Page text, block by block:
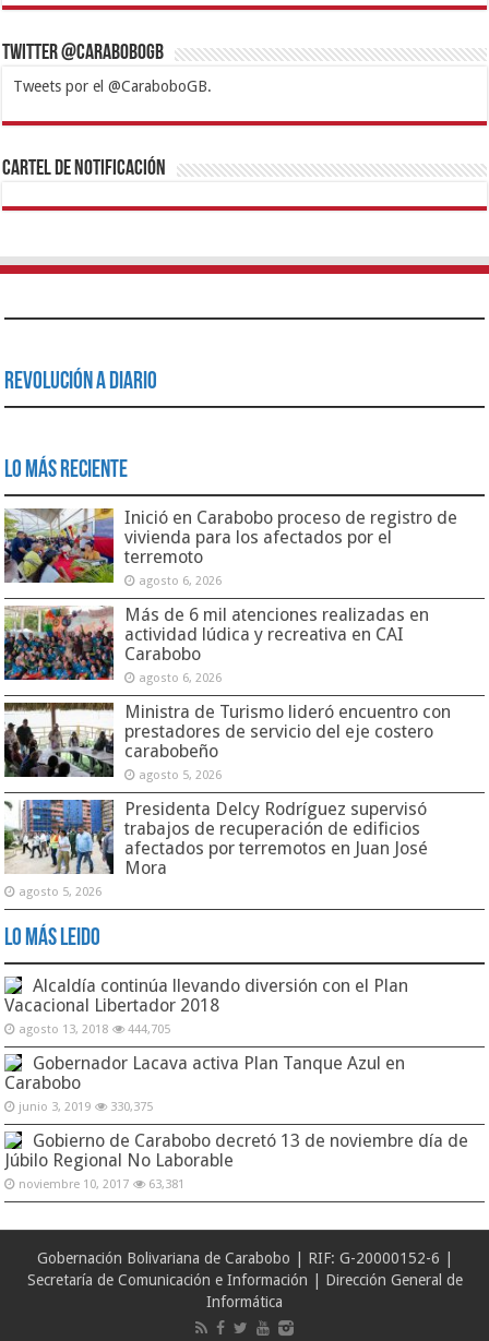
Twitter @CaraboboGB
Tweets por el @CaraboboGB.
1xbetBetturkeyBetistKralbetSupertotobetTipobetMatadorbetMariobet
https://mvbcasino.com/
Cartel de Notificación
Revolución a Diario
Lo Más Reciente
Inició en Carabobo proceso de registro de
vivienda para los afectados por el
terremoto
agosto 6, 2026
Más de 6 mil atenciones realizadas en
actividad lúdica y recreativa en CAI
Carabobo
agosto 6, 2026
Ministra de Turismo lideró encuentro con
prestadores de servicio del eje costero
carabobeño
agosto 5, 2026
Presidenta Delcy Rodríguez supervisó
trabajos de recuperación de edificios
afectados por terremotos en Juan José
Mora
agosto 5, 2026
Lo Más Leido
Alcaldía continúa llevando diversión con el Plan
Vacacional Libertador 2018
agosto 13, 2018 444,705
Gobernador Lacava activa Plan Tanque Azul en
Carabobo
junio 3, 2019 330,375
Gobierno de Carabobo decretó 13 de noviembre día de
Júbilo Regional No Laborable
noviembre 10, 2017 63,381
Gobernación Bolivariana de Carabobo | RIF: G-20000152-6 |
Secretaría de Comunicación e Información | Dirección General de
Informática